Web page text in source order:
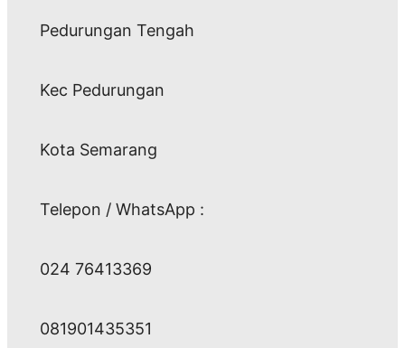
Pedurungan Tengah
Kec Pedurungan
Kota Semarang
Telepon / WhatsApp :
024 76413369
081901435351